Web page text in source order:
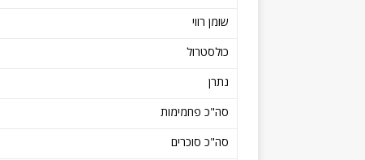
שומן רווי
כולסטרול
נתרן
סה"כ פחמימות
סה"כ סוכרים